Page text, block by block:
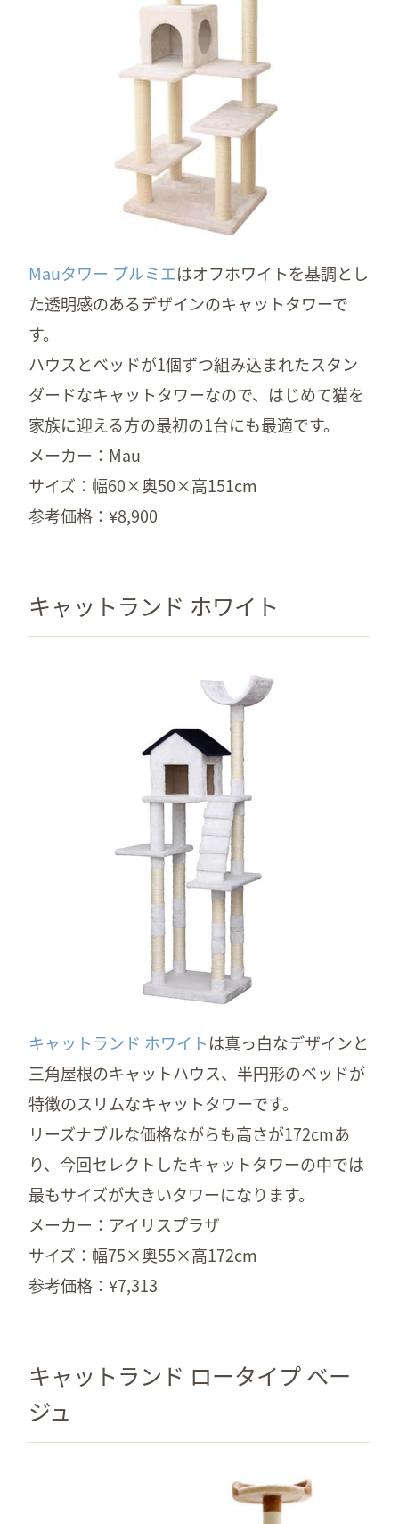
Mauタワー プルミエはオフホワイトを基調とし
た透明感のあるデザインのキャットタワーで
す。
ハウスとベッドが1個ずつ組み込まれたスタン
ダードなキャットタワーなので、はじめて猫を
家族に迎える方の最初の1台にも最適です。
メーカー：Mau
サイズ：幅60×奥50×高151cm
参考価格：¥8,900
キャットランド ホワイト
キャットランド ホワイトは真っ白なデザインと
三角屋根のキャットハウス、半円形のベッドが
特徴のスリムなキャットタワーです。
リーズナブルな価格ながらも高さが172cmあ
り、今回セレクトしたキャットタワーの中では
最もサイズが大きいタワーになります。
メーカー：アイリスプラザ
サイズ：幅75×奥55×高172cm
参考価格：¥7,313
キャットランド ロータイプ ベー
ジュ